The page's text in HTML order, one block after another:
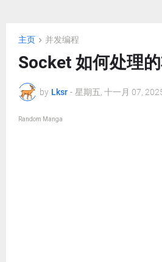
主页 并发编程
Socket 如何处理
by Lksr - 星期五, 十一月 07,
Random Manga